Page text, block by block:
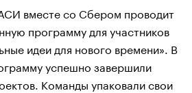
вместе со Сбером проводит
программу для участников
идеи для нового времени». В
успешно завершили
Команды упаковали свои